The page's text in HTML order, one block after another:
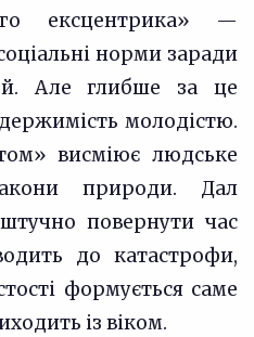
ексцентрика» —
норми заради
Але глибше за це
молодістю.
висміює людське
природи. Дал
повернути час
до катастрофи,
формується саме
із віком.